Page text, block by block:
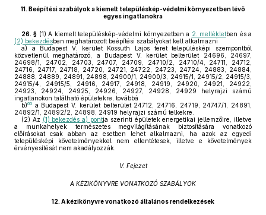
11. Beépítési szabályok a kiemelt településkép-védelmi környezetben lévő
egyes ingatlanokra
26. § (1) A kiemelt településkép-védelmi környezetben a 2. mellékletben és a
(2) bekezdésben meghatározott beépítési szabályokat kell alkalmazni
a) a Budapest V. kerület Kossuth Lajos teret településképi szempontból
közvetlenül meghatározó, a Budapest V. kerület belterület 24696, 24697,
24698/1, 24702, 24703, 24707, 24709, 24710/2, 24710/4, 24711, 24712,
24716, 24717, 24718, 24720, 24721, 24722, 24723, 24724, 24883, 24884,
24888, 24889, 24891, 24898, 24900/1, 24900/3, 24915/1, 24915/2, 24915/3,
24915/4, 24915/5, 24916, 24917, 24918, 24919, 24920, 24921, 24922,
24923, 24924, 24925, 24926, 24927, 24928, 24929 helyrajzi számú
ingatlanokon található épületekre, továbbá
b)60 a Budapest V. kerület belterület 24712, 24716, 24719, 24747/1, 24891,
24892/1, 24892/2, 24898, 24919 helyrajzi számú telkekre.
(2) Az (1) bekezdés a) pontja szerinti épületek energetikai jellemzőire, illetve
a munkahelyek természetes megvilágításának biztosítására vonatkozó
előírásokat csak abban az esetben lehet alkalmazni, ha azok az egyedi
településképi követelményekkel nem ellentétesek, illetve e követelmények
érvényesítését nem akadályozzák.
V. Fejezet
A KÉZIKÖNYVRE VONATKOZÓ SZABÁLYOK
12. A kézikönyvre vonatkozó általános rendelkezések